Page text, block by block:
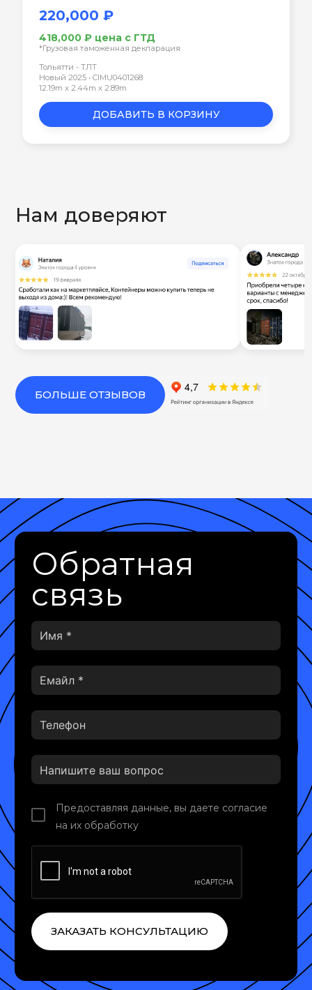
220,000 ₽
418,000 ₽ цена с ГТД
*Грузовая таможенная декларация
Тольятти - ТЛТ
Новый 2025 • CIMU0401268
12.19m x 2.44m x 2.89m
ДОБАВИТЬ В КОРЗИНУ
Нам доверяют
БОЛЬШЕ ОТЗЫВОВ
Обратная
связь
Предоставляя данные, вы даете согласие
на их обработку
ЗАКАЗАТЬ КОНСУЛЬТАЦИЮ